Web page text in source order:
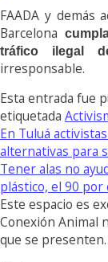
FAADA y demás
Barcelona
tráfico ilegal
irresponsable.
Esta entrada fue
etiquetada
En Tuluá
alternativas para
Tener alas no
plástico, el 90
Este espacio es
Conexión Animal
que se presenten.